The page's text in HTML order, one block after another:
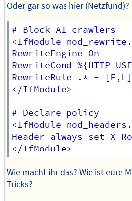
Oder gar so was hier (Netzfund)?
# Block AI crawlers
<IfModule
RewriteEngine On
RewriteCond
RewriteRule .* - [F,L]
</IfModule>
# Declare policy
<IfModule
Header always set X-
Wie macht ihr das? Wie ist eure
Tricks?